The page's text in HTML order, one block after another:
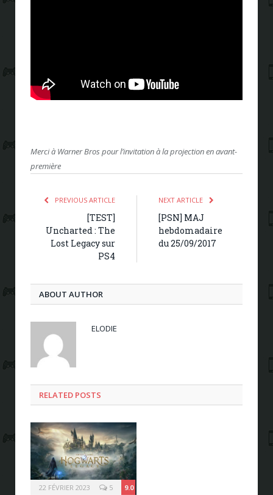
Merci à Warner Bros pour l’invitation à la projection en avant-
première
PREVIOUS ARTICLE
[TEST]
Uncharted : The
Lost Legacy sur
PS4
NEXT ARTICLE
[PSN] MAJ
hebdomadaire
du 25/09/2017
ABOUT AUTHOR
ELODIE
RELATED POSTS
22 FÉVRIER 2023 9.0
5